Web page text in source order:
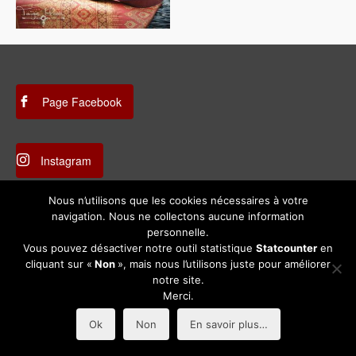
Page Facebook
Instagram
Mentions légales
© 2026 Association des Métiers d'Art en Gascogne | CréationImadiezsur - WordPress
Nous n’utilisons que les cookies nécessaires à votre
navigation. Nous ne collectons aucune information
personnelle.
Vous pouvez désactiver notre outil statistique Statcounter en
cliquant sur « Non », mais nous l’utilisons juste pour améliorer
notre site.
Merci.
Ok Non En savoir plus…